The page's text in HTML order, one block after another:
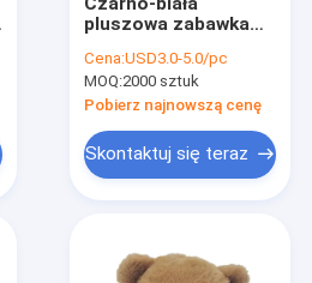
pluszowa zabawka
17 cm
Cena:USD3.0-5.0/pc
MOQ:2000 sztuk
Pobierz najnowszą cenę
Skontaktuj się teraz